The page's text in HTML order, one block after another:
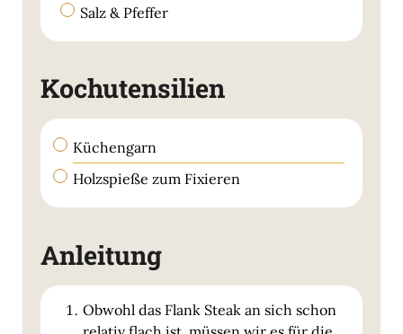
▢Salz & Pfeffer
Kochutensilien
▢Küchengarn
▢Holzspieße zum Fixieren
Anleitung
Obwohl das Flank Steak an sich schon